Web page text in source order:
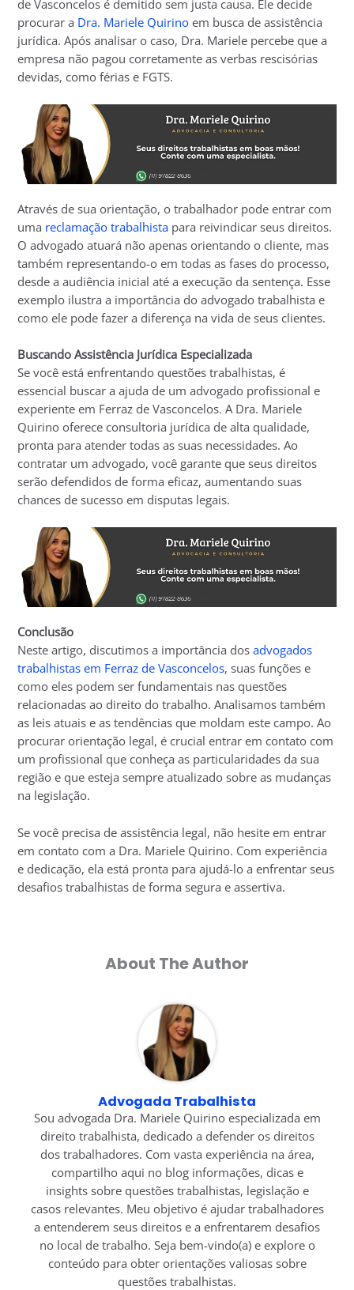
de Vasconcelos é demitido sem justa causa. Ele decide
procurar a Dra. Mariele Quirino em busca de assistência
jurídica. Após analisar o caso, Dra. Mariele percebe que a
empresa não pagou corretamente as verbas rescisórias
devidas, como férias e FGTS.
Através de sua orientação, o trabalhador pode entrar com
uma reclamação trabalhista para reivindicar seus direitos.
O advogado atuará não apenas orientando o cliente, mas
também representando-o em todas as fases do processo,
desde a audiência inicial até a execução da sentença. Esse
exemplo ilustra a importância do advogado trabalhista e
como ele pode fazer a diferença na vida de seus clientes.
Buscando Assistência Jurídica Especializada
Se você está enfrentando questões trabalhistas, é
essencial buscar a ajuda de um advogado profissional e
experiente em Ferraz de Vasconcelos. A Dra. Mariele
Quirino oferece consultoria jurídica de alta qualidade,
pronta para atender todas as suas necessidades. Ao
contratar um advogado, você garante que seus direitos
serão defendidos de forma eficaz, aumentando suas
chances de sucesso em disputas legais.
Conclusão
Neste artigo, discutimos a importância dosadvogados
trabalhistas em Ferraz de Vasconcelos, suas funções e
como eles podem ser fundamentais nas questões
relacionadas ao direito do trabalho. Analisamos também
as leis atuais e as tendências que moldam este campo. Ao
procurar orientação legal, é crucial entrar em contato com
um profissional que conheça as particularidades da sua
região e que esteja sempre atualizado sobre as mudanças
na legislação.
Se você precisa de assistência legal, não hesite em entrar
em contato com a Dra. Mariele Quirino. Com experiência
e dedicação, ela está pronta para ajudá-lo a enfrentar seus
desafios trabalhistas de forma segura e assertiva.
About The Author
Advogada Trabalhista
Sou advogada Dra. Mariele Quirino especializada em
direito trabalhista, dedicado a defender os direitos
dos trabalhadores. Com vasta experiência na área,
compartilho aqui no blog informações, dicas e
insights sobre questões trabalhistas, legislação e
casos relevantes. Meu objetivo é ajudar trabalhadores
a entenderem seus direitos e a enfrentarem desafios
no local de trabalho. Seja bem-vindo(a) e explore o
conteúdo para obter orientações valiosas sobre
questões trabalhistas.